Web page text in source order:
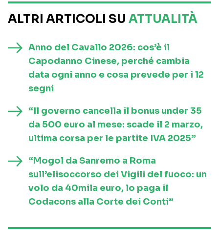
ALTRI ARTICOLI SU ATTUALITÀ
Anno del Cavallo 2026: cos’è il
Capodanno Cinese, perché cambia
data ogni anno e cosa prevede per i 12
segni
“Il governo cancella il bonus under 35
da 500 euro al mese: scade il 2 marzo,
ultima corsa per le partite IVA 2025”
“Mogol da Sanremo a Roma
sull’elisoccorso dei Vigili del fuoco: un
volo da 40mila euro, lo paga il
Codacons alla Corte dei Conti”